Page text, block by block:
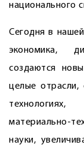
национального
Сегодня в
экономика,
создаются
целые отрасли,
материально-
науки,